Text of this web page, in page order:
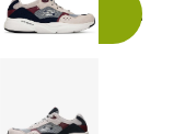
Anasayfa
YENI